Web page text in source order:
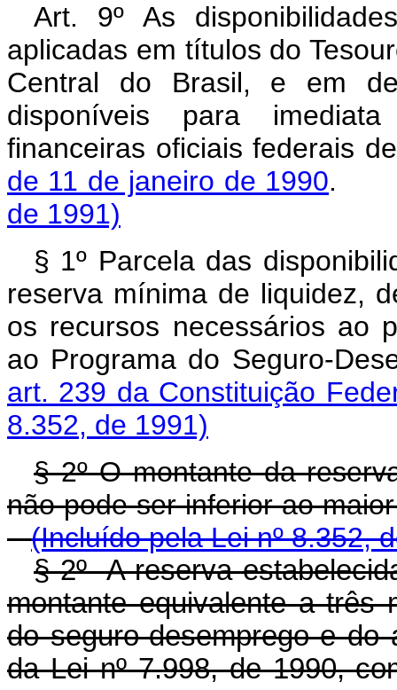
Art. 9º As
aplicadas em títulos do
Central do Brasil, e em
disponíveis para
financeiras oficiais federais
de 11 de janeiro de 1990.
de 1991)
§ 1º Parcela das
reserva mínima de liquidez,
os recursos necessários ao
ao Programa do Seguro-
art. 239 da Constituição
8.352, de 1991)
§ 2º O montante da
não pode ser inferior ao
(Incluído pela Lei nº 8.352,
§ 2º A reserva
montante equivalente a três
do seguro-desemprego e do
da Lei nº 7.998, de 1990,